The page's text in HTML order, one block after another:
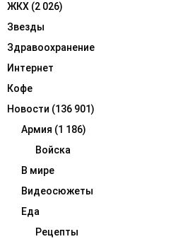
ЖКХ (2 026)
Звезды
Здравоохранение
Интернет
Кофе
Новости (136 901)
Армия (1 186)
Войска
В мире
Видеосюжеты
Еда
Рецепты